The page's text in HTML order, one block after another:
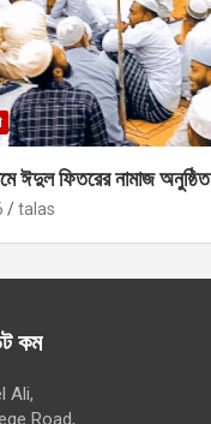
ঈদুল ফিতরের নামাজ অনুষ্ঠিত
talas
কম
Ali,
Road,